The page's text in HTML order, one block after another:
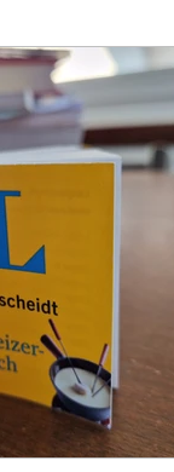
Persönliches